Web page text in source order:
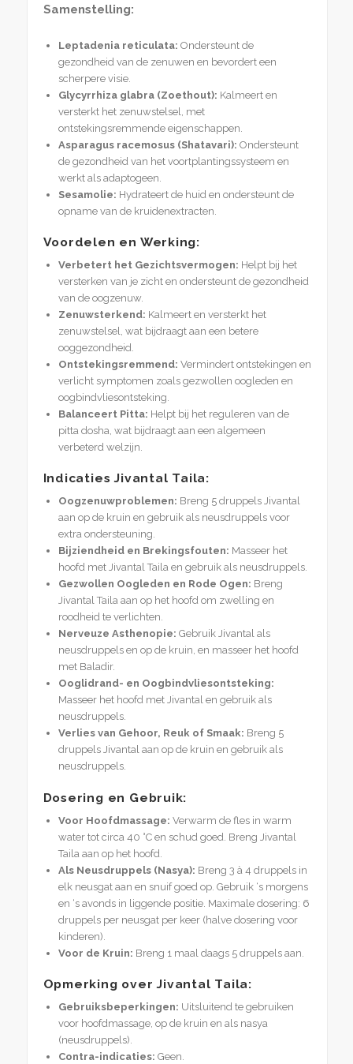
Samenstelling:
Leptadenia reticulata: Ondersteunt de
gezondheid van de zenuwen en bevordert een
scherpere visie.
Glycyrrhiza glabra (Zoethout): Kalmeert en
versterkt het zenuwstelsel, met
ontstekingsremmende eigenschappen.
Asparagus racemosus (Shatavari): Ondersteunt
de gezondheid van het voortplantingssysteem en
werkt als adaptogeen.
Sesamolie: Hydrateert de huid en ondersteunt de
opname van de kruidenextracten.
Voordelen en Werking:
Verbetert het Gezichtsvermogen: Helpt bij het
versterken van je zicht en ondersteunt de gezondheid
van de oogzenuw.
Zenuwsterkend: Kalmeert en versterkt het
zenuwstelsel, wat bijdraagt aan een betere
ooggezondheid.
Ontstekingsremmend: Vermindert ontstekingen en
verlicht symptomen zoals gezwollen oogleden en
oogbindvliesontsteking.
Balanceert Pitta: Helpt bij het reguleren van de
pitta dosha, wat bijdraagt aan een algemeen
verbeterd welzijn.
Indicaties Jivantal Taila:
Oogzenuwproblemen: Breng 5 druppels Jivantal
aan op de kruin en gebruik als neusdruppels voor
extra ondersteuning.
Bijziendheid en Brekingsfouten: Masseer het
hoofd met Jivantal Taila en gebruik als neusdruppels.
Gezwollen Oogleden en Rode Ogen: Breng
Jivantal Taila aan op het hoofd om zwelling en
roodheid te verlichten.
Nerveuze Asthenopie: Gebruik Jivantal als
neusdruppels en op de kruin, en masseer het hoofd
met Baladir.
Ooglidrand- en Oogbindvliesontsteking:
Masseer het hoofd met Jivantal en gebruik als
neusdruppels.
Verlies van Gehoor, Reuk of Smaak: Breng 5
druppels Jivantal aan op de kruin en gebruik als
neusdruppels.
Dosering en Gebruik:
Voor Hoofdmassage: Verwarm de fles in warm
water tot circa 40 °C en schud goed. Breng Jivantal
Taila aan op het hoofd.
Als Neusdruppels (Nasya): Breng 3 à 4 druppels in
elk neusgat aan en snuif goed op. Gebruik ‘s morgens
en ‘s avonds in liggende positie. Maximale dosering: 6
druppels per neusgat per keer (halve dosering voor
kinderen).
Voor de Kruin: Breng 1 maal daags 5 druppels aan.
Opmerking over Jivantal Taila:
Gebruiksbeperkingen: Uitsluitend te gebruiken
voor hoofdmassage, op de kruin en als nasya
(neusdruppels).
Contra-indicaties: Geen.